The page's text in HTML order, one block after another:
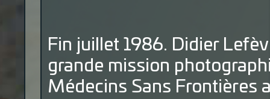
Fin juillet 1986. Didier
grande mission
Médecins Sans Frontières